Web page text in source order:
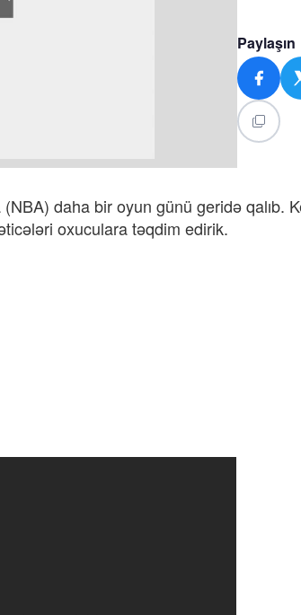
Paylaşın
daha bir oyun günü geridə qalıb.
oxuculara təqdim edirik.